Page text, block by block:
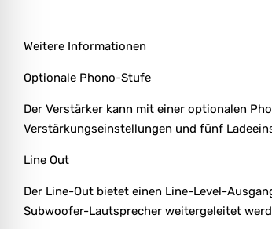
Weitere Informationen
Optionale Phono-Stufe
Der Verstärker kann mit einer optionalen
Verstärkungseinstellungen und fünf
Line Out
Der Line-Out bietet einen Line-Level-
Subwoofer-Lautsprecher weitergeleitet